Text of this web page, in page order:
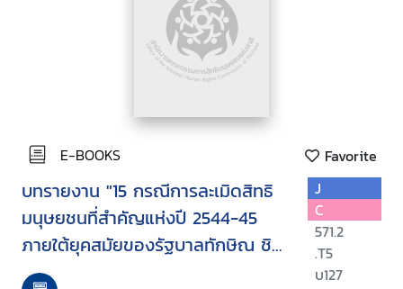
E-BOOKS Favorite
บทรายงาน "15 กรณีการละเมิดสิทธิ
มนุษยชนที่สำคัญแห่งปี 2544-45
ภายใต้ยุคสมัยของรัฐบาลทักษิณ ชิน
วัตร"
J
C
571.2
.T5
บ127